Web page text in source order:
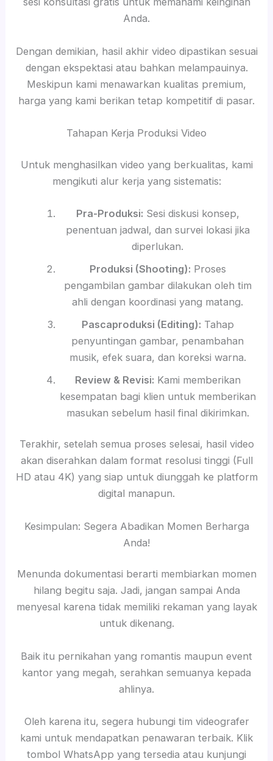
Anda.
Dengan demikian, hasil akhir video dipastikan sesuai
dengan ekspektasi atau bahkan melampauinya.
Meskipun kami menawarkan kualitas premium,
harga yang kami berikan tetap kompetitif di pasar.
Tahapan Kerja Produksi Video
Untuk menghasilkan video yang berkualitas, kami
mengikuti alur kerja yang sistematis:
Pra-Produksi: Sesi diskusi konsep,
penentuan jadwal, dan survei lokasi jika
diperlukan.
Produksi (Shooting): Proses
pengambilan gambar dilakukan oleh tim
ahli dengan koordinasi yang matang.
Pascaproduksi (Editing): Tahap
penyuntingan gambar, penambahan
musik, efek suara, dan koreksi warna.
Review & Revisi: Kami memberikan
kesempatan bagi klien untuk memberikan
masukan sebelum hasil final dikirimkan.
Terakhir, setelah semua proses selesai, hasil video
akan diserahkan dalam format resolusi tinggi (Full
HD atau 4K) yang siap untuk diunggah ke platform
digital manapun.
Kesimpulan: Segera Abadikan Momen Berharga
Anda!
Menunda dokumentasi berarti membiarkan momen
hilang begitu saja. Jadi, jangan sampai Anda
menyesal karena tidak memiliki rekaman yang layak
untuk dikenang.
Baik itu pernikahan yang romantis maupun event
kantor yang megah, serahkan semuanya kepada
ahlinya.
Oleh karena itu, segera hubungi tim videografer
kami untuk mendapatkan penawaran terbaik. Klik
tombol WhatsApp yang tersedia atau kunjungi